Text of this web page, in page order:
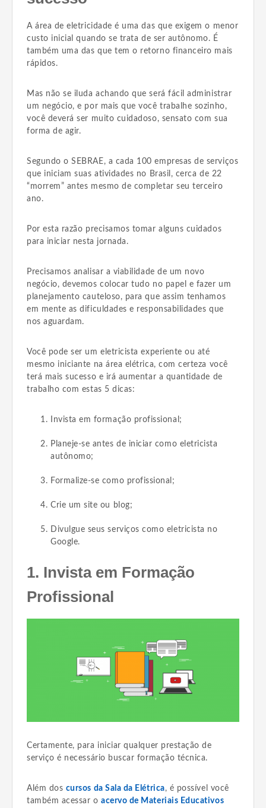
A área de eletricidade é uma das que exigem o menor
custo inicial quando se trata de ser autônomo. É
também uma das que tem o retorno financeiro mais
rápidos.
Mas não se iluda achando que será fácil administrar
um negócio, e por mais que você trabalhe sozinho,
você deverá ser muito cuidadoso, sensato com sua
forma de agir.
Segundo o SEBRAE, a cada 100 empresas de serviços
que iniciam suas atividades no Brasil, cerca de 22
“morrem” antes mesmo de completar seu terceiro
ano.
Por esta razão precisamos tomar alguns cuidados
para iniciar nesta jornada.
Precisamos analisar a viabilidade de um novo
negócio, devemos colocar tudo no papel e fazer um
planejamento cauteloso, para que assim tenhamos
em mente as dificuldades e responsabilidades que
nos aguardam.
Você pode ser um eletricista experiente ou até
mesmo iniciante na área elétrica, com certeza você
terá mais sucesso e irá aumentar a quantidade de
trabalho com estas 5 dicas:
Invista em formação profissional;
Planeje-se antes de iniciar como eletricista
autônomo;
Formalize-se como profissional;
Crie um site ou blog;
Divulgue seus serviços como eletricista no
Google.
1. Invista em Formação
Profissional
Certamente, para iniciar qualquer prestação de
serviço é necessário buscar formação técnica.
Além dos cursos da Sala da Elétrica, é possível você
também acessar oacervo de Materiais Educativos